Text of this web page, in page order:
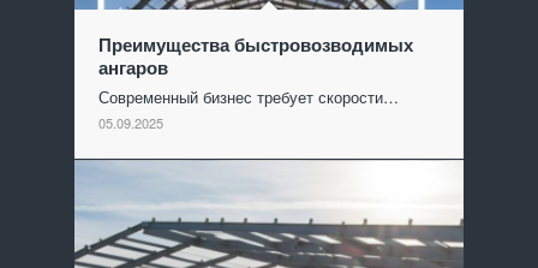
Преимущества быстровозводимых
ангаров
Современный бизнес требует скорости…
05.09.2025